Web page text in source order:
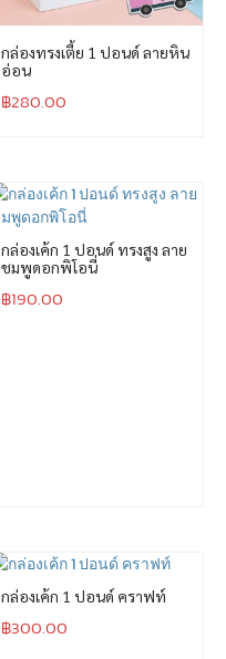
กล่องทรงเตี้ย 1 ปอนด์ ลายหิน
อ่อน
฿280.00
กล่องเค้ก 1 ปอนด์ ทรงสูง ลาย
ชมพูดอกพิโอนี่
฿190.00
กล่องเค้ก 1 ปอนด์ คราฟท์
฿300.00